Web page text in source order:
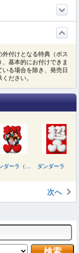
付けとなる特典（ポス
基本的にお付けできま
る場合を除き、発売日
ださい。
次へ